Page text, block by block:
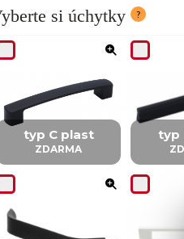
si úchytky
typ C plast
ZDARMA
typ